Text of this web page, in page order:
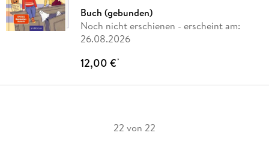
Buch (gebunden)
Noch nicht erschienen - erscheint am:
26.08.2026
12,00 €*
22 von 22